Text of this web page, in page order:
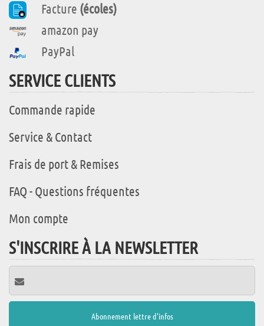
Facture (écoles)
amazon pay
PayPal
SERVICE CLIENTS
Commande rapide
Service & Contact
Frais de port & Remises
FAQ - Questions fréquentes
Mon compte
S'INSCRIRE À LA NEWSLETTER